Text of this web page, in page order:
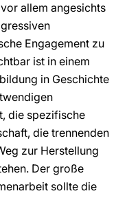
allem angesichts
Engagement zu
ist in einem
in Geschichte
die spezifische
die trennenden
zur Herstellung
Der große
sollte die